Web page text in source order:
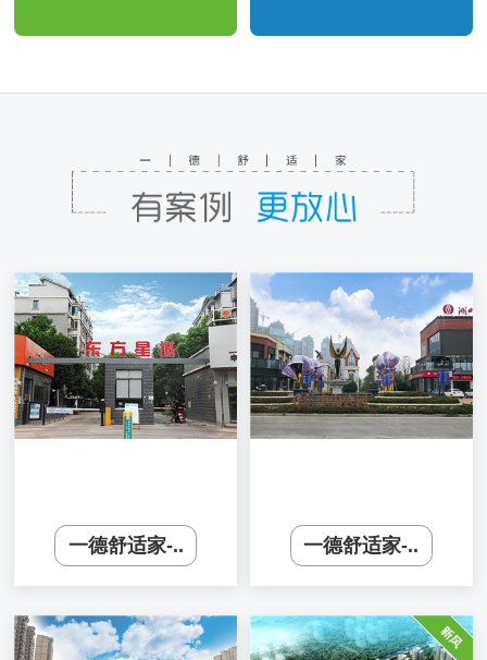
一德舒适家-.. 一德舒适家-..